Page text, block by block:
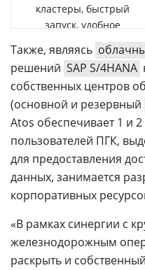
кластеры, быстрый
запуск, удобное
Также, являясь
решений SAP S/4HANA
собственных центров
(основной и резервный
Atos обеспечивает 1 и
пользователей ПГК,
для предоставления
данных, занимается
корпоративных
«В рамках синергии с
железнодорожным
раскрыть и